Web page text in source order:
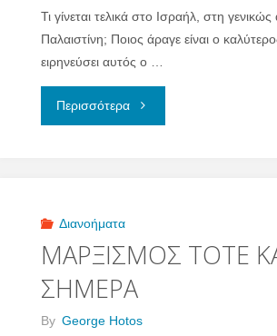
Τι γίνεται τελικά στο Ισραήλ, στη
Παλαιστίνη; Ποιος άραγε είναι ο
ειρηνεύσει αυτός ο …
Περισσότερα"ΤΑ
ΚΑΙ
ΤΑ
Διανοήματα
ΜΑΡΞΙΣΜΟΣ ΤΟΤΕ
ΣΗΜΕΡΑ
By George Hotos